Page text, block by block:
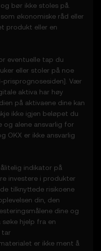
bør ikke stoles på.
økonomiske råd eller
produkt eller en
eventuelle tap du
eller stoler på noe
-prisprognosesiden]. Vær
aktiva har høy
på aktivaene dine kan
ikke igjen beløpet du
og alene ansvarlig for
OKX er ikke ansvarlig
indikator på
investere i produkter
tilknyttede risikoene
din, den
dine og
hjelp fra en
tar
er ikke ment å
om uvanlig
og skal ikke
knyttet til
oppdateringer
uten skriftlig
og holde deg
fra OKX og
og unntak
og innholdet
eller